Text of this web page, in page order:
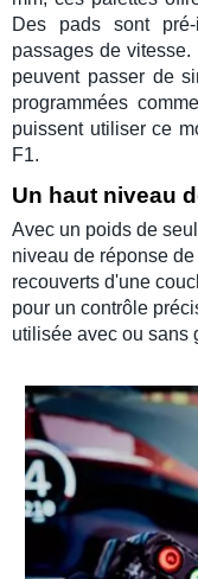
Des pads sont
passages de
peuvent passer de
programmées
puissent utiliser ce
F1.
Un haut niveau
Avec un poids de
niveau de réponse
recouverts d'une
pour un contrôle
utilisée avec ou sans